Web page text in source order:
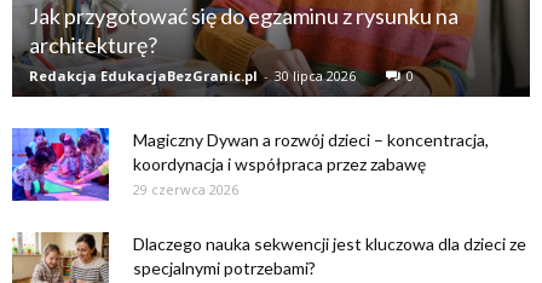
Jak przygotować się do egzaminu z rysunku na
architekturę?
Redakcja EdukacjaBezGranic.pl - 30 lipca 2026 0
Magiczny Dywan a rozwój dzieci – koncentracja,
koordynacja i współpraca przez zabawę
29 czerwca 2026
Dlaczego nauka sekwencji jest kluczowa dla dzieci ze
specjalnymi potrzebami?